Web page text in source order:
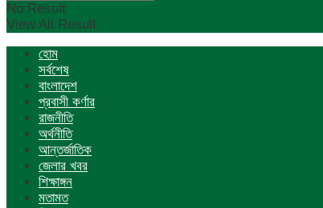
No Result
View All Result
হোম
সর্বশেষ
বাংলাদেশ
প্রবাসী কর্ণার
রাজনীতি
অর্থনীতি
আন্তর্জাতিক
জেলার খবর
শিক্ষাঙ্গন
মতামত